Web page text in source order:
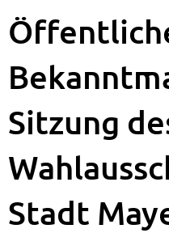
Sitzung
Stadt